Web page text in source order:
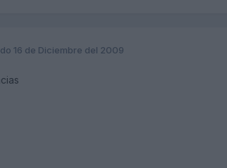
16 de Diciembre del 2009